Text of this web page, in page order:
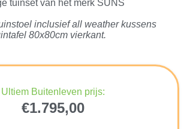
tuinset van het merk SUNS
inclusief all weather kussens
80x80cm vierkant.
Ultiem Buitenleven prijs:
€1.795,00